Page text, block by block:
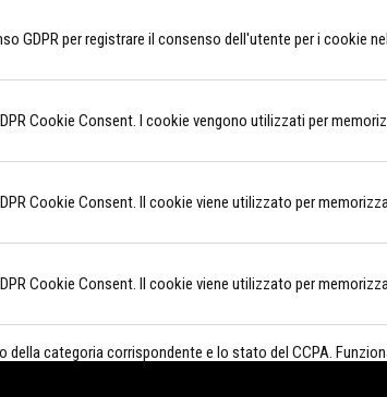
GDPR per registrare il consenso dell'utente per i cookie
Cookie Consent. I cookie vengono utilizzati per
Cookie Consent. Il cookie viene utilizzato per
Cookie Consent. Il cookie viene utilizzato per
categoria corrispondente e lo stato del CCPA.